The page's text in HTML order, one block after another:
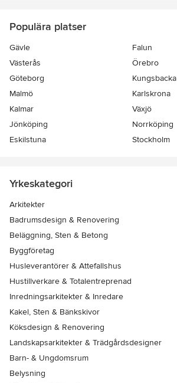
Populära platser
Gävle
Falun
Västerås
Örebro
Göteborg
Kungsbacka
Malmö
Karlskrona
Kalmar
Växjö
Jönköping
Norrköping
Eskilstuna
Stockholm
Yrkeskategori
Arkitekter
Badrumsdesign & Renovering
Beläggning, Sten & Betong
Byggföretag
Husleverantörer & Attefallshus
Hustillverkare & Totalentreprenad
Inredningsarkitekter & Inredare
Kakel, Sten & Bänkskivor
Köksdesign & Renovering
Landskapsarkitekter & Trädgårdsdesigner
Barn- & Ungdomsrum
Belysning